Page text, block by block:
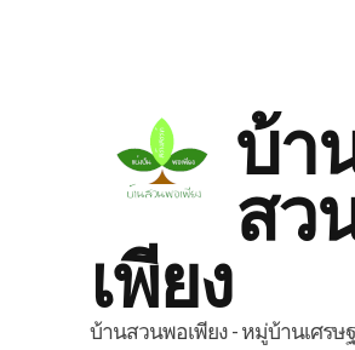
บ้า
สว
เพียง
บ้านสวนพอเพียง - หมู่บ้านเศรษ